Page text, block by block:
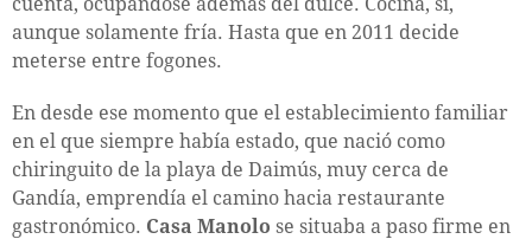
aunque solamente fría. Hasta que en 2011 decide
meterse entre fogones.
En desde ese momento que el establecimiento familiar
en el que siempre había estado, que nació como
chiringuito de la playa de Daimús, muy cerca de
Gandía, emprendía el camino hacia restaurante
gastronómico. Casa Manolo se situaba a paso firme en